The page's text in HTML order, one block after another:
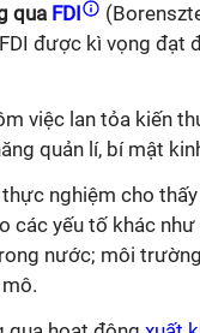
qua FDI
được kì vọng
việc lan tỏa kiến
quản lí, bí mật
nghiệm cho
các yếu tố khác
nước; môi